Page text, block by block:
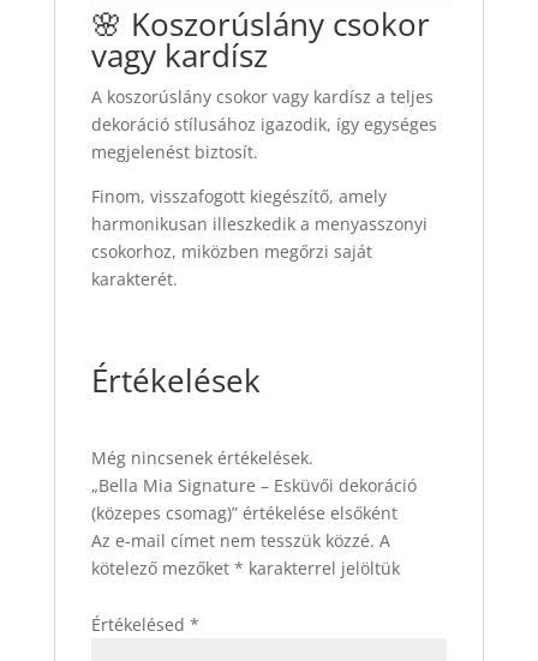
🌸 Koszorúslány csokor
vagy kardísz
A koszorúslány csokor vagy kardísz a teljes
dekoráció stílusához igazodik, így egységes
megjelenést biztosít.
Finom, visszafogott kiegészítő, amely
harmonikusan illeszkedik a menyasszonyi
csokorhoz, miközben megőrzi saját
karakterét.
Értékelések
Még nincsenek értékelések.
„Bella Mia Signature – Esküvői dekoráció
(közepes csomag)” értékelése elsőként
Az e-mail címet nem tesszük közzé. A
kötelező mezőket * karakterrel jelöltük
Értékelésed *